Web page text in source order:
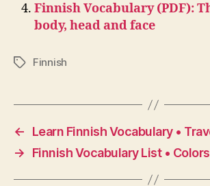
Finnish Vocabulary (PDF):
body, head and face
TagsFinnish
←
Learn Finnish Vocabulary •
→
Finnish Vocabulary List •